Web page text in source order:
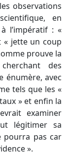
observations
en
l’impératif : «
« jette un coup
prouve la
des
énumère, avec
tels que les «
» et enfin la
examiner
légitimer sa
pourra pas car
».